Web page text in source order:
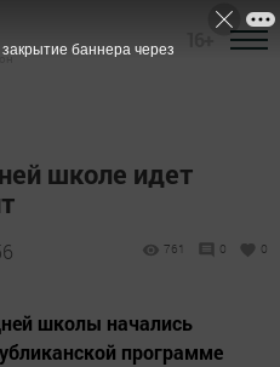
школе идет
761 0 0
школы начались
программе
баннера через